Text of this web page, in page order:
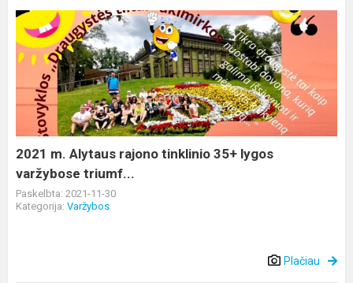
2021
m.
Alytaus
rajono
tinklinio
lygos
varžybose
triumf...
2021 m. Alytaus rajono tinklinio 35+ lygos
varžybose triumf...
Paskelbta: 2021-11-30
Kategorija: Varžybos
Plačiau